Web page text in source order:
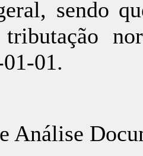
sendo
01.
Análise